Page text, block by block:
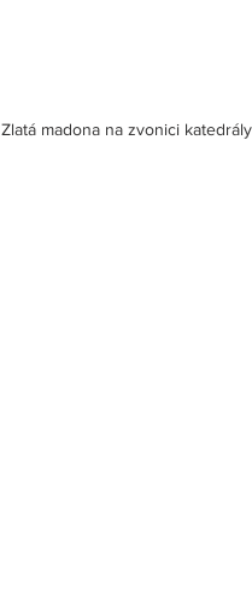
Zlatá madona na zvonici